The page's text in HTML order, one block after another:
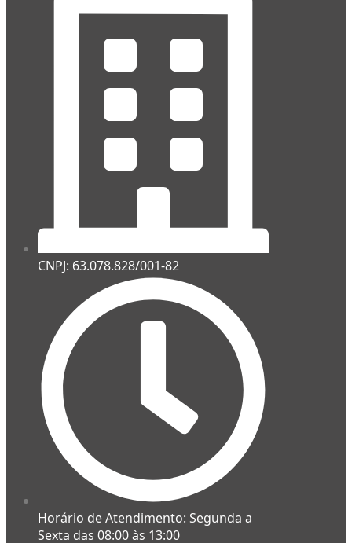
CNPJ: 63.078.828/001-82
Horário de Atendimento: Segunda a
Sexta das 08:00 às 13:00